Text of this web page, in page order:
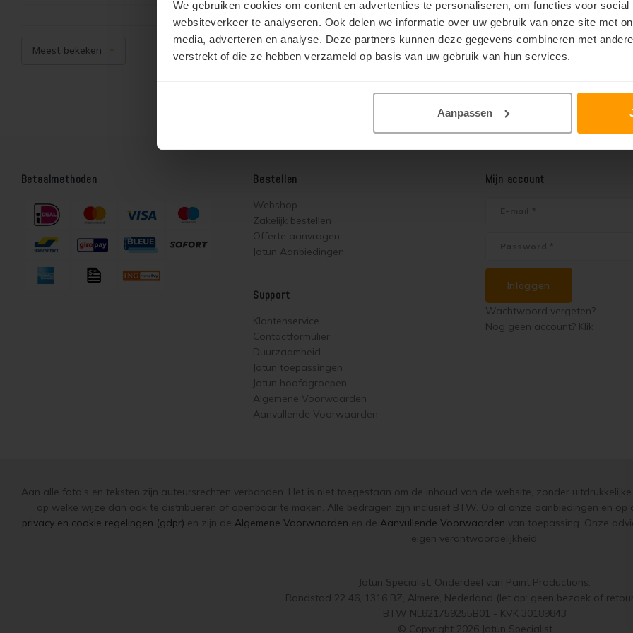
We gebruiken cookies om content en advertenties te personaliseren, om functies voor
websiteverkeer te analyseren. Ook delen we informatie over uw gebruik van onze site met
media, adverteren en analyse. Deze partners kunnen deze gegevens combineren met
verstrekt of die ze hebben verzameld op basis van uw gebruik van hun services.
Aanpassen
Meest bekeken
Betaalmethoden Bestellen
Webshop
Zakelijk bestellen
Offerte aanvragen
Jotun Aanbiedingen
Support
Klantenservice
Contactformulier
Duurzaamheid
Jotun toepassingen
Jotun hoofdgroepen
Algemene Voorwaarden
Aanvullende Voorwaarden
Mijn account
Inloggen
Wachtwoord vergeten?
Nog geen account? Klik
Aan alle foto's en teksten zijn auteursrechten verbonden. Het is niet toegestaan om de inhoud van de website, zonder
op welke wijze dan ook te distribueren of openbaar te maken. Alle bedragen zijn inclusief BTW. Op al onze aanbiedingen en
privacy en cookie regelingen (gdpr) en zijn de Algemene Voorwaarden en de Aanvullende Voorwaarden van toepassing. Onze
eigen verantwoordelijkheid.
Jotun Specialist, Onderdeel van Paint Productions.
Randstad 22 46, 1316 BZ, Almere, Nederland (let op: geen bezoek of
BTW NL821759255B01 - KVK 30189843
© Copyright 2026 Jotun Specialist